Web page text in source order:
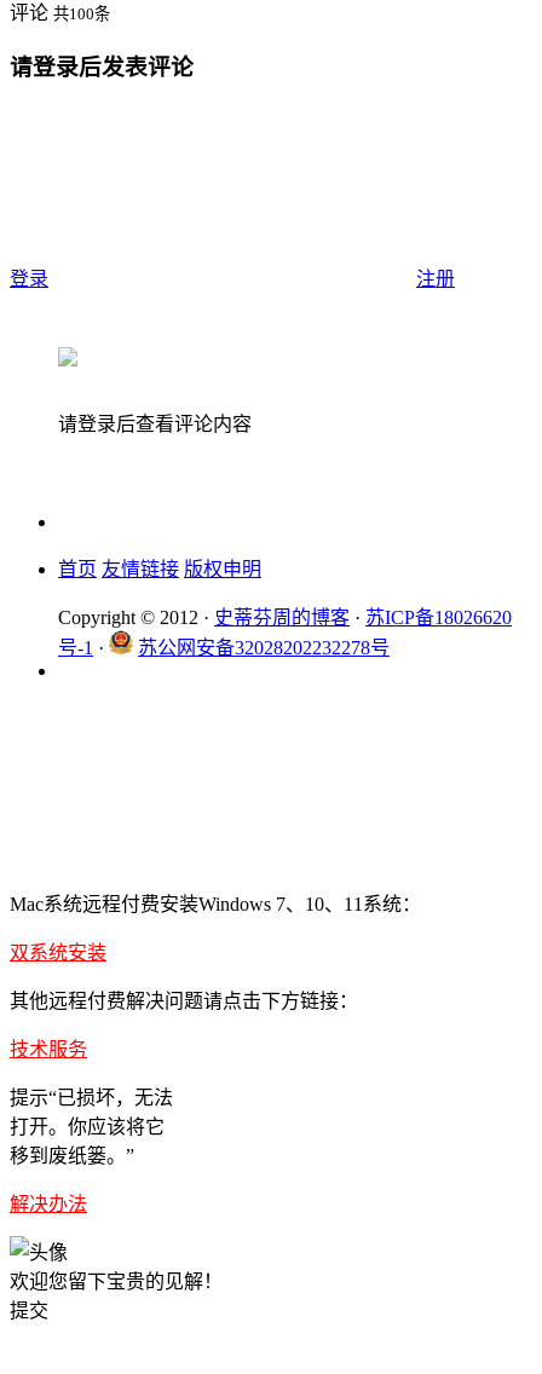
评论 共100条
请登录后发表评论
登录 注册
请登录后查看评论内容
首页 友情链接 版权申明
Copyright © 2012 · 史蒂芬周的博客 · 苏ICP备18026620
号-1 · 苏公网安备32028202232278号
Mac系统远程付费安装Windows 7、10、11系统：
双系统安装
其他远程付费解决问题请点击下方链接：
技术服务
提示“已损坏，无法
打开。你应该将它
移到废纸篓。”
解决办法
欢迎您留下宝贵的见解！
提交